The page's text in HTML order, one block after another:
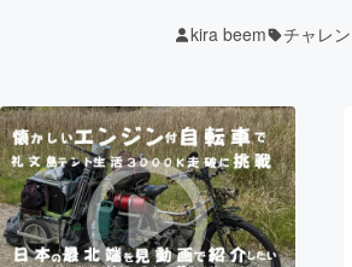
ジェクト
ロジェ
アート・写真
テクノロジー・ガジェット
kira beem チャレ